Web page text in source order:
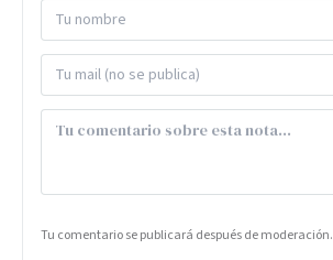
Tu comentario se publicará después de moderación.